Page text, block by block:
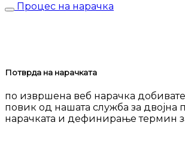
Процес на нарачка
Потврда на нарачката
по извршена веб нарачка
повик од нашата служба за двојна
нарачката и дефинирање термин